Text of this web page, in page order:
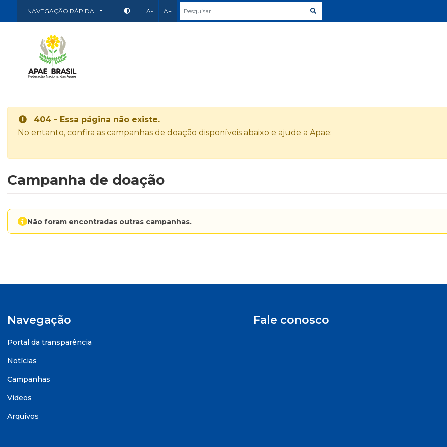
NAVEGAÇÃO RÁPIDA A- A+
404 - Essa página não existe.
No entanto, confira as campanhas de doação disponíveis abaixo e ajude a Apae:
Campanha de doação
Não foram encontradas outras campanhas.
Navegação
Portal da transparência
Notícias
Campanhas
Videos
Arquivos
Fale conosco